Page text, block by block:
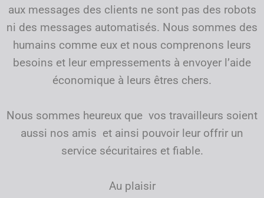
aux messages des clients ne sont pas des robots
ni des messages automatisés. Nous sommes des
humains comme eux et nous comprenons leurs
besoins et leur empressements à envoyer l’aide
économique à leurs êtres chers.
Nous sommes heureux que vos travailleurs soient
aussi nos amis et ainsi pouvoir leur offrir un
service sécuritaires et fiable.
Au plaisir